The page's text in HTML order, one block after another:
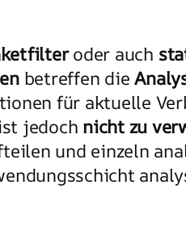
oder auch
betreffen die
für aktuelle
jedoch nicht zu
und einzeln